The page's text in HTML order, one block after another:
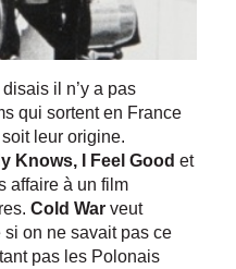
il n’y a pas
qui sortent en France
leur origine.
Knows, I Feel Good et
affaire à un film
Cold War veut
si on ne savait pas ce
pas les Polonais